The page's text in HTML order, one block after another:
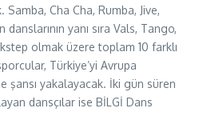
Cha Cha, Rumba, Jive,
yanı sıra Vals, Tango,
olmak üzere toplam 10 farklı
Türkiye’yi Avrupa
şansı yakalayacak. İki gün süren
dansçılar ise BİLGİ Dans